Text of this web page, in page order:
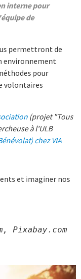
interne pour
de
permettront de
environnement
pour
volontaires
(projet "Tous
à l'ULB
chez VIA
et imaginer nos
Pixabay.com